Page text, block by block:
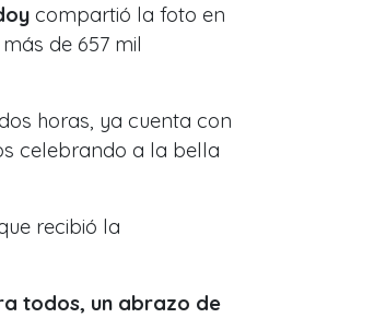
compartió la foto en
de 657 mil
horas, ya cuenta con
celebrando a la bella
recibió la
todos, un abrazo de